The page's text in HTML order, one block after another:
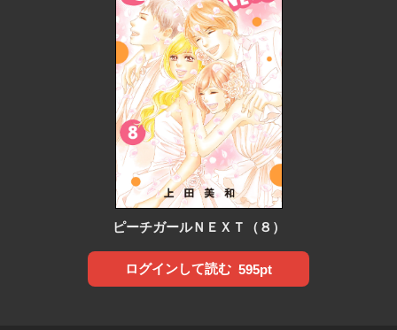
ピーチガールＮＥＸＴ（８）
ログインして読む 595pt